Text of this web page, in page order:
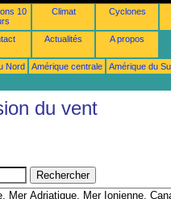
10
Climat Cyclones
Actualités A propos
Nord Amérique centrale
Amérique du
du vent